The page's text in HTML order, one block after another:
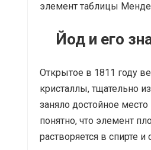
элемент таблицы
Йод и его
Открытое в 1811 году
кристаллы, тщательно
заняло достойное
понятно, что элемент
растворяется в спирте